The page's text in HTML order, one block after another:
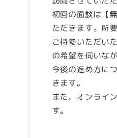
初回の面談は【
ただきます。所
ご持参いただい
の希望を伺いなが
今後の進め方に
きます。
また、オンライ
す。